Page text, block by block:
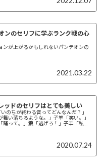
ンのセリフに学ぶランク戦の心
ンが上がるかもしれないパンテオンの
2021.03.22
ッドのセリフはとても美しい
のちが終わる音ってどんなんだ？」
舞い落ちるような。」子羊「笑い。」
踊って。」狼「逃げろ！」子羊「私は
2020.07.24